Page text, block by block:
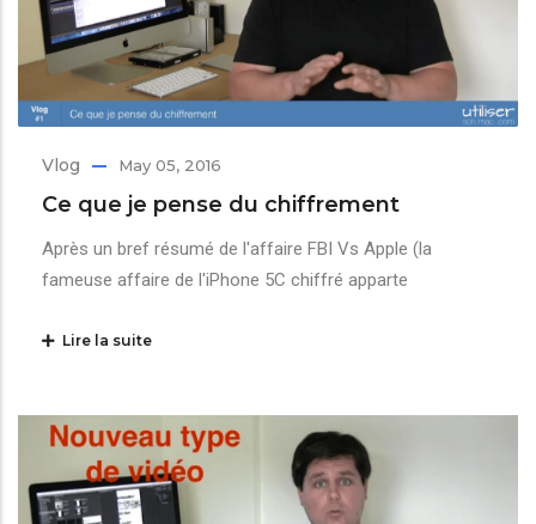
Vlog May 05, 2016
Ce que je pense du chiffrement
Après un bref résumé de l'affaire FBI Vs Apple (la
fameuse affaire de l'iPhone 5C chiffré apparte
Lire la suite